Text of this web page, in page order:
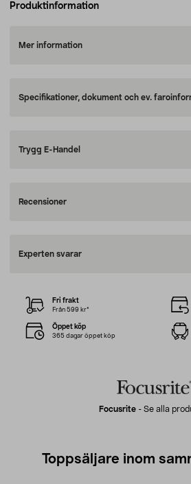
Produktinformation
Mer information
Specifikationer, dokument och ev.
Trygg E-Handel
Recensioner
Experten svarar
Focusrite- Se alla
Fri frakt
Från 599 kr*
Öppet köp
365 dagar öppet köp
Toppsäljare inom